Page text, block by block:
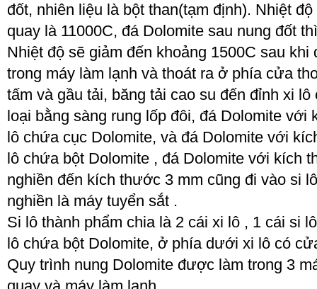
đốt, nhiên liệu là bột than(tạm định). Nhiệt
quay là 11000C, đá Dolomite sau nung đốt
Nhiệt độ sẽ giảm đến khoảng 1500C sau khi
trong máy làm lạnh và thoát ra ở phía cửa
tấm và gầu tải, băng tải cao su đến đỉnh xi
loại bằng sàng rung lốp đôi, đá Dolomite
lô chứa cục Dolomite, và đá Dolomite với
lô chứa bột Dolomite , đá Dolomite với kích
nghiền đến kích thước 3 mm cũng đi vào si
nghiền là máy tuyển sắt .
Si lô thành phẩm chia là 2 cái xi lô , 1 cái si
lô chứa bột Dolomite, ở phía dưới xi lô có
Quy trình nung Dolomite được làm trong 3